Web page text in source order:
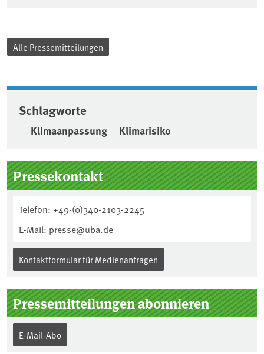
Alle Pressemitteilungen
Schlagworte
Klimaanpassung Klimarisiko
Seitenleiste
Pressekontakt
Telefon: +49-(0)340-2103-2245
E-Mail: presse@uba.de
Kontaktformular für Medienanfragen
Pressemitteilungen abonnieren
E-Mail-Abo